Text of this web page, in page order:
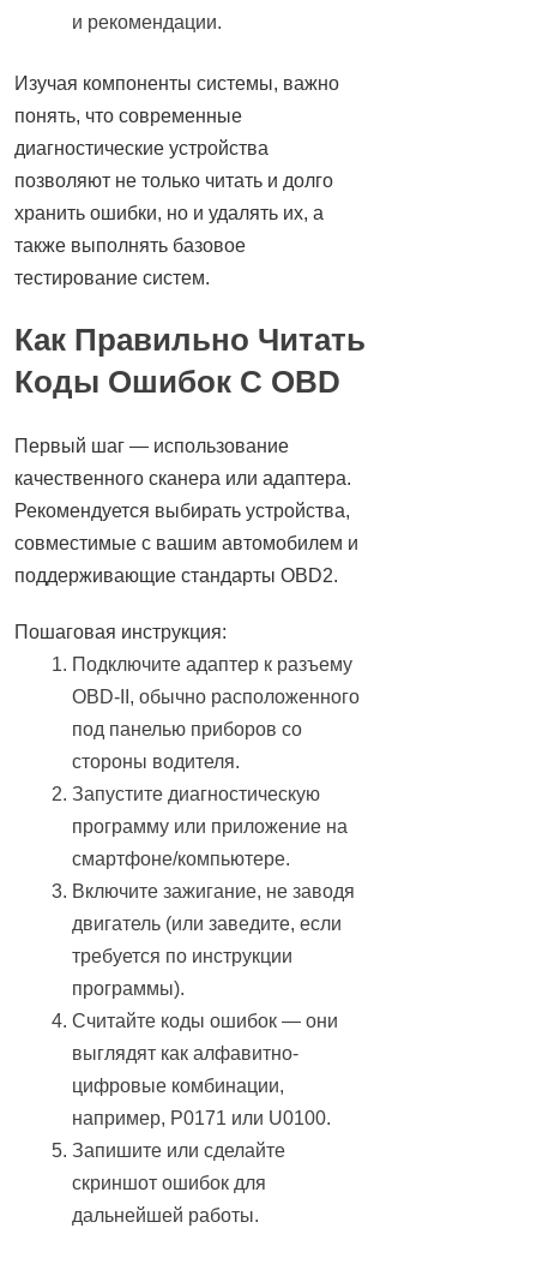
и рекомендации.
Изучая компоненты системы, важно
понять, что современные
диагностические устройства
позволяют не только читать и долго
хранить ошибки, но и удалять их, а
также выполнять базовое
тестирование систем.
Как Правильно Читать
Коды Ошибок С OBD
Первый шаг — использование
качественного сканера или адаптера.
Рекомендуется выбирать устройства,
совместимые с вашим автомобилем и
поддерживающие стандарты OBD2.
Пошаговая инструкция:
Подключите адаптер к разъему
OBD-II, обычно расположенного
под панелью приборов со
стороны водителя.
Запустите диагностическую
программу или приложение на
смартфоне/компьютере.
Включите зажигание, не заводя
двигатель (или заведите, если
требуется по инструкции
программы).
Считайте коды ошибок — они
выглядят как алфавитно-
цифровые комбинации,
например, P0171 или U0100.
Запишите или сделайте
скриншот ошибок для
дальнейшей работы.